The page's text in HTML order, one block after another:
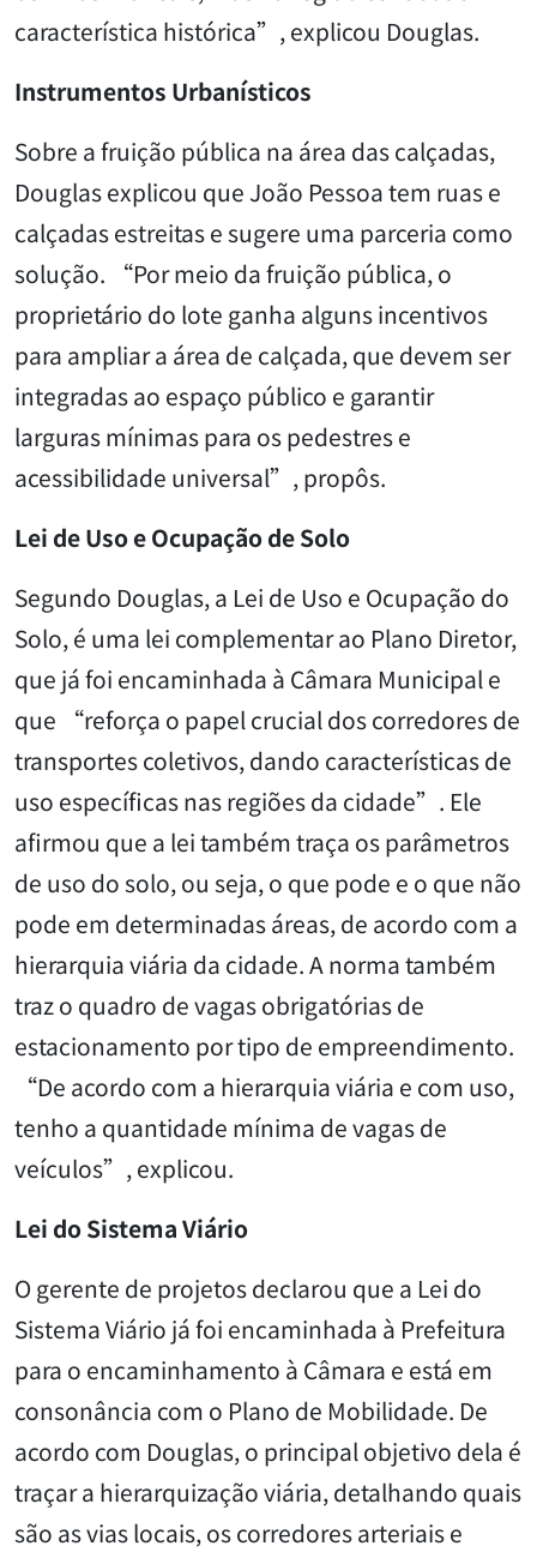
característica histórica”, explicou Douglas.
Instrumentos Urbanísticos
Sobre a fruição pública na área das calçadas,
Douglas explicou que João Pessoa tem ruas e
calçadas estreitas e sugere uma parceria como
solução. “Por meio da fruição pública, o
proprietário do lote ganha alguns incentivos
para ampliar a área de calçada, que devem ser
integradas ao espaço público e garantir
larguras mínimas para os pedestres e
acessibilidade universal”, propôs.
Lei de Uso e Ocupação de Solo
Segundo Douglas, a Lei de Uso e Ocupação do
Solo, é uma lei complementar ao Plano Diretor,
que já foi encaminhada à Câmara Municipal e
que “reforça o papel crucial dos corredores de
transportes coletivos, dando características de
uso específicas nas regiões da cidade”. Ele
afirmou que a lei também traça os parâmetros
de uso do solo, ou seja, o que pode e o que não
pode em determinadas áreas, de acordo com a
hierarquia viária da cidade. A norma também
traz o quadro de vagas obrigatórias de
estacionamento por tipo de empreendimento.
“De acordo com a hierarquia viária e com uso,
tenho a quantidade mínima de vagas de
veículos”, explicou.
Lei do Sistema Viário
O gerente de projetos declarou que a Lei do
Sistema Viário já foi encaminhada à Prefeitura
para o encaminhamento à Câmara e está em
consonância com o Plano de Mobilidade. De
acordo com Douglas, o principal objetivo dela é
traçar a hierarquização viária, detalhando quais
são as vias locais, os corredores arteriais e